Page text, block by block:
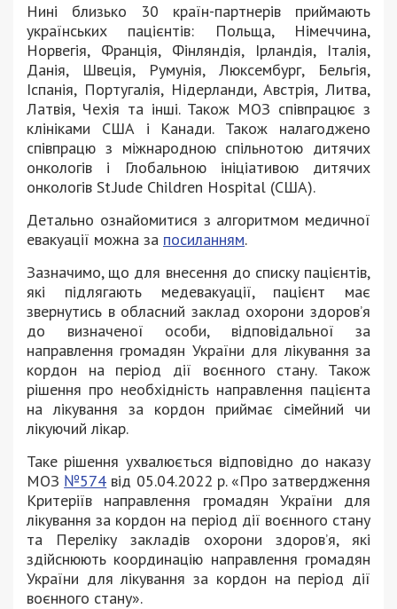
Нині близько 30 країн-партнерів приймають
українських пацієнтів: Польща, Німеччина,
Норвегія, Франція, Фінляндія, Ірландія, Італія,
Данія, Швеція, Румунія, Люксембург, Бельгія,
Іспанія, Португалія, Нідерланди, Австрія, Литва,
Латвія, Чехія та інші. Також МОЗ співпрацює з
клініками США і Канади. Також налагоджено
співпрацю з міжнародною спільнотою дитячих
онкологів і Глобальною ініціативою дитячих
онкологів St.Jude Children Hospital (США).
Детально ознайомитися з алгоритмом медичної
евакуації можна за посиланням.
Зазначимо, що для внесення до списку пацієнтів,
які підлягають медевакуації, пацієнт має
звернутись в обласний заклад охорони здоров’я
до визначеної особи, відповідальної за
направлення громадян України для лікування за
кордон на період дії воєнного стану. Також
рішення про необхідність направлення пацієнта
на лікування за кордон приймає сімейний чи
лікуючий лікар.
Таке рішення ухвалюється відповідно до наказу
МОЗ №574 від 05.04.2022 р. «Про затвердження
Критеріїв направлення громадян України для
лікування за кордон на період дії воєнного стану
та Переліку закладів охорони здоров’я, які
здійснюють координацію направлення громадян
України для лікування за кордон на період дії
воєнного стану».